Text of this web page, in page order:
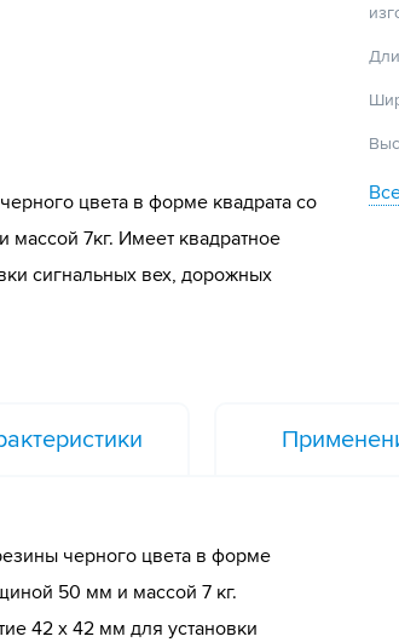
цвета в форме квадрата со
7кг. Имеет квадратное
сигнальных вех, дорожных
черного цвета в форме
50 мм и массой 7 кг.
42 х 42 мм для установки